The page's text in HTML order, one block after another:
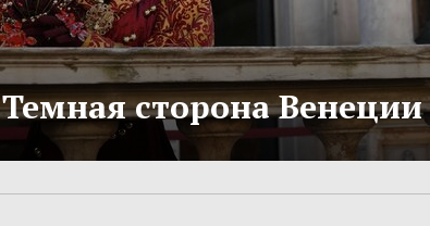
Темная сторона Венеции